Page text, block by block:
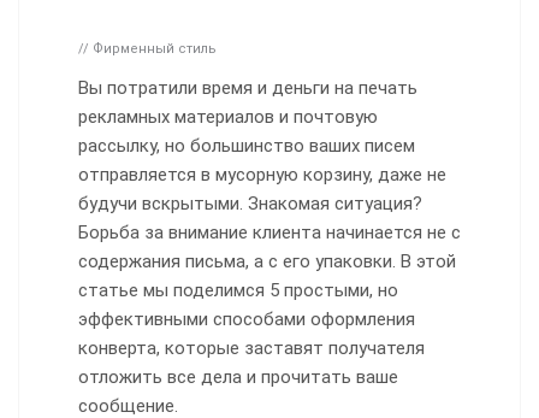
// Фирменный стиль
Вы потратили время и деньги на печать
рекламных материалов и почтовую
рассылку, но большинство ваших писем
отправляется в мусорную корзину, даже не
будучи вскрытыми. Знакомая ситуация?
Борьба за внимание клиента начинается не с
содержания письма, а с его упаковки. В этой
статье мы поделимся 5 простыми, но
эффективными способами оформления
конверта, которые заставят получателя
отложить все дела и прочитать ваше
сообщение.